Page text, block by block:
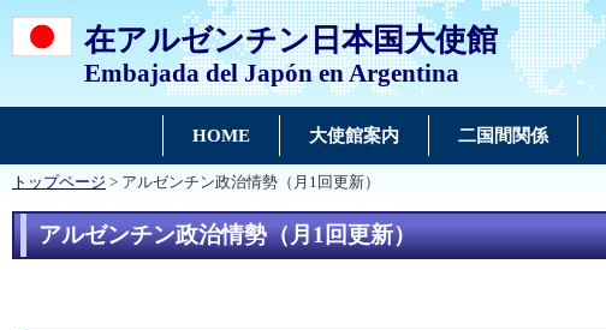
在アルゼンチン日本国大使館
Embajada del Japón en Argentina
HOME 大使館案内 二国間関係
トップページ > アルゼンチン政治情勢（月1回更新）
アルゼンチン政治情勢（月1回更新）